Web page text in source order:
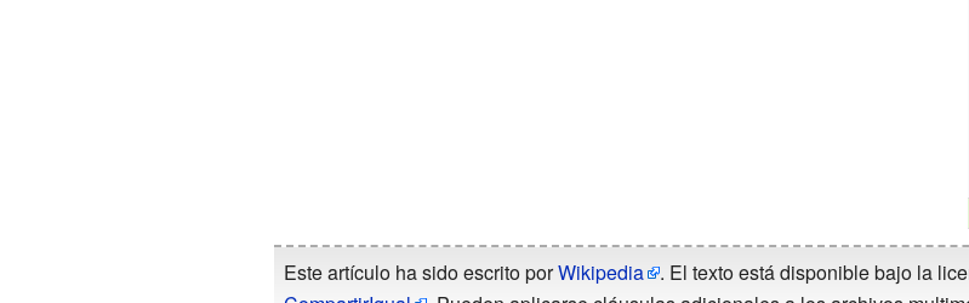
Este artículo ha sido escrito porWikipedia . El texto está disponible bajo la